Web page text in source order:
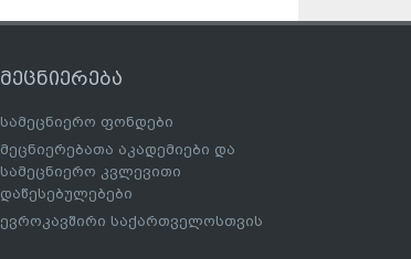
მეცნიერება
სამეცნიერო ფონდები
მეცნიერებათა აკადემიები და
სამეცნიერო კვლევითი
დაწესებულებები
ევროკავშირი საქართველოსთვის